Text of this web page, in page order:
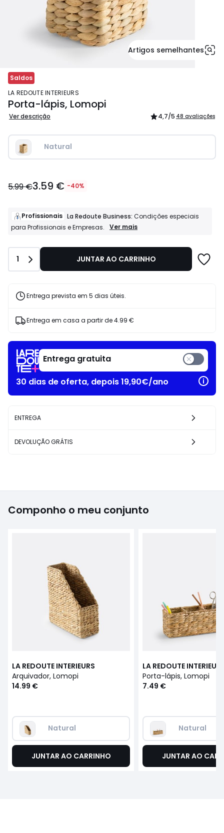
Artigos semelhantes
Saldos
LA REDOUTE INTERIEURS
Porta-lápis, Lomopi
Ver descrição 4,7/5 48 avaliações
Natural
€
de
5.99
40%
desconto
5.99 €3.59 € -40%
Profissionais La Redoute Business: Condições especiais
para Profissionais e Empresas.
Profissionais
Condições
e
Ver mais
Quantidade
1 JUNTAR AO CARRINHO
Entrega prevista em 5 dias úteis.
Entrega em casa a partir de4.99 €
Entrega gratuita
30 dias de oferta, depois 19,90€/ano
ENTREGA
DEVOLUÇÃO GRÁTIS
Componho o meu conjunto
LA REDOUTE INTERIEURS
Arquivador, Lomopi
14.99 €
Natural
JUNTAR AO CARRINHO
LA REDOUTE
Porta-lápis, Lomopi
7.49 €
Natural
JUNTAR AO